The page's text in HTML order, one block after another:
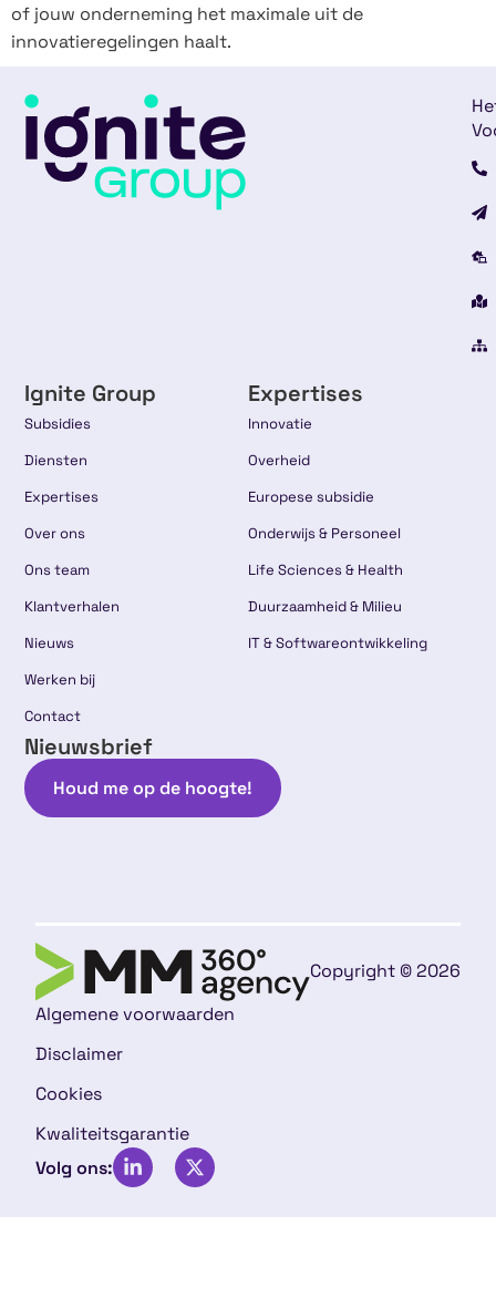
of jouw onderneming het maximale uit de
innovatieregelingen haalt.
Ignite Group
Subsidies
Diensten
Expertises
Over ons
Ons team
Klantverhalen
Nieuws
Werken bij
Contact
Expertises
Innovatie
Overheid
Europese subsidie
Onderwijs & Personeel
Life Sciences & Health
Duurzaamheid & Milieu
IT & Softwareontwikkeling
Nieuwsbrief
Houd me op de hoogte!
Copyright © 2026
Algemene voorwaarden
Disclaimer
Cookies
Kwaliteitsgarantie
Volg ons: